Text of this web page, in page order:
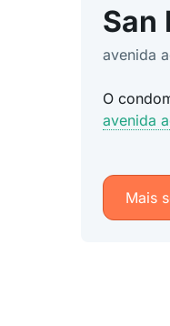
San
avenida
O
avenida
Mais